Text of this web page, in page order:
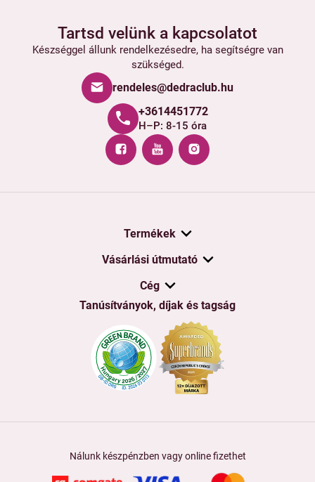
Tartsd velünk a kapcsolatot
Készséggel állunk rendelkezésedre, ha segítségre van
szükséged.
rendeles@dedraclub.hu
+3614451772
H–P: 8-15 óra
Termékek
Vásárlási útmutató
Cég
Tanúsítványok, díjak és tagság
Nálunk készpénzben vagy online fizethet